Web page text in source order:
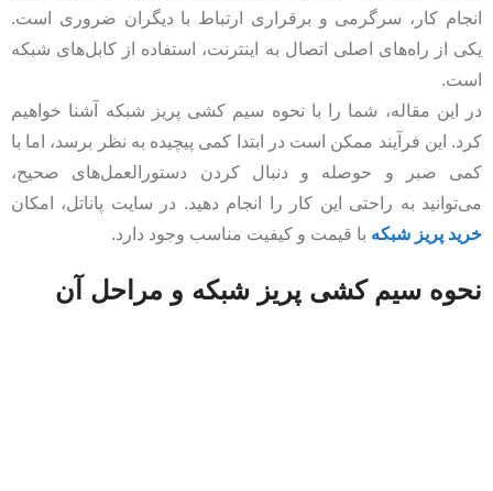
انجام کار، سرگرمی و برقراری ارتباط با دیگران ضروری است.
یکی از راه‌های اصلی اتصال به اینترنت، استفاده از کابل‌های شبکه
است.
در این مقاله، شما را با نحوه سیم کشی پریز شبکه آشنا خواهیم
کرد. این فرآیند ممکن است در ابتدا کمی پیچیده به نظر برسد، اما با
کمی صبر و حوصله و دنبال کردن دستورالعمل‌های صحیح،
می‌توانید به راحتی این کار را انجام دهید. در سایت پاناتل، امکان
خرید پریز شبکه با قیمت و کیفیت مناسب وجود دارد.
نحوه سیم کشی پریز شبکه و مراحل آن